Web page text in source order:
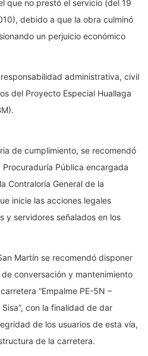
que no prestó el servicio (del 19
debido a que la obra culminó
un perjuicio económico
administrativa, civil
del Proyecto Especial Huallaga
de cumplimiento, se recomendó
Pública encargada
Contraloría General de la
inicie las acciones legales
y servidores señalados en los
Martín se recomendó disponer
conversación y mantenimiento
“Empalme PE-5N –
con la finalidad de dar
de los usuarios de esta vía,
de la carretera.